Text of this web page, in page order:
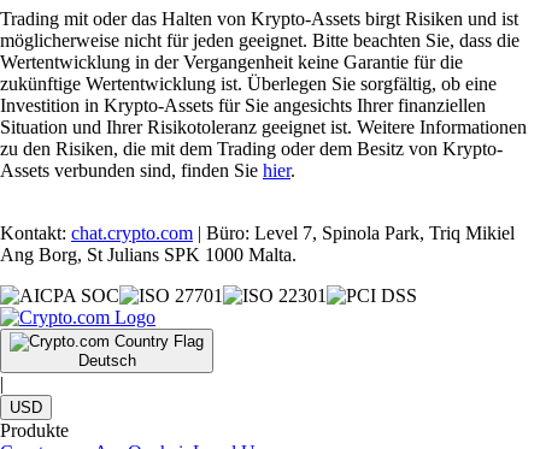
Trading mit oder das Halten von Krypto-Assets birgt Risiken und ist
möglicherweise nicht für jeden geeignet. Bitte beachten Sie, dass die
Wertentwicklung in der Vergangenheit keine Garantie für die
zukünftige Wertentwicklung ist. Überlegen Sie sorgfältig, ob eine
Investition in Krypto-Assets für Sie angesichts Ihrer finanziellen
Situation und Ihrer Risikotoleranz geeignet ist. Weitere Informationen
zu den Risiken, die mit dem Trading oder dem Besitz von Krypto-
Assets verbunden sind, finden Sie hier.
Kontakt: chat.crypto.com | Büro: Level 7, Spinola Park, Triq Mikiel
Ang Borg, St Julians SPK 1000 Malta.
Deutsch
|
USD
Produkte